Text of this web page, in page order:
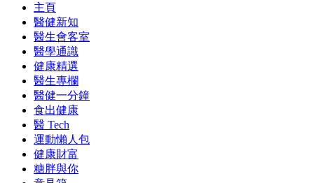
主頁
醫健新知
醫生會客室
醫學通識
健康精選
醫生專欄
醫健一分鐘
食出健康
醫 Tech
運動懶人包
健康財富
糖胖與你